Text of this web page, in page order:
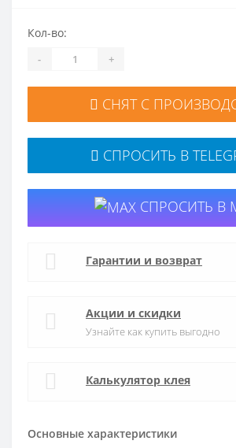
Основные характеристики
Кол-во:
- +
СНЯТ С
СПРОСИТЬ В
СПРОСИТЬ В
Гарантии и возврат
Акции и скидки
Узнайте как купить выгодно
Калькулятор клея